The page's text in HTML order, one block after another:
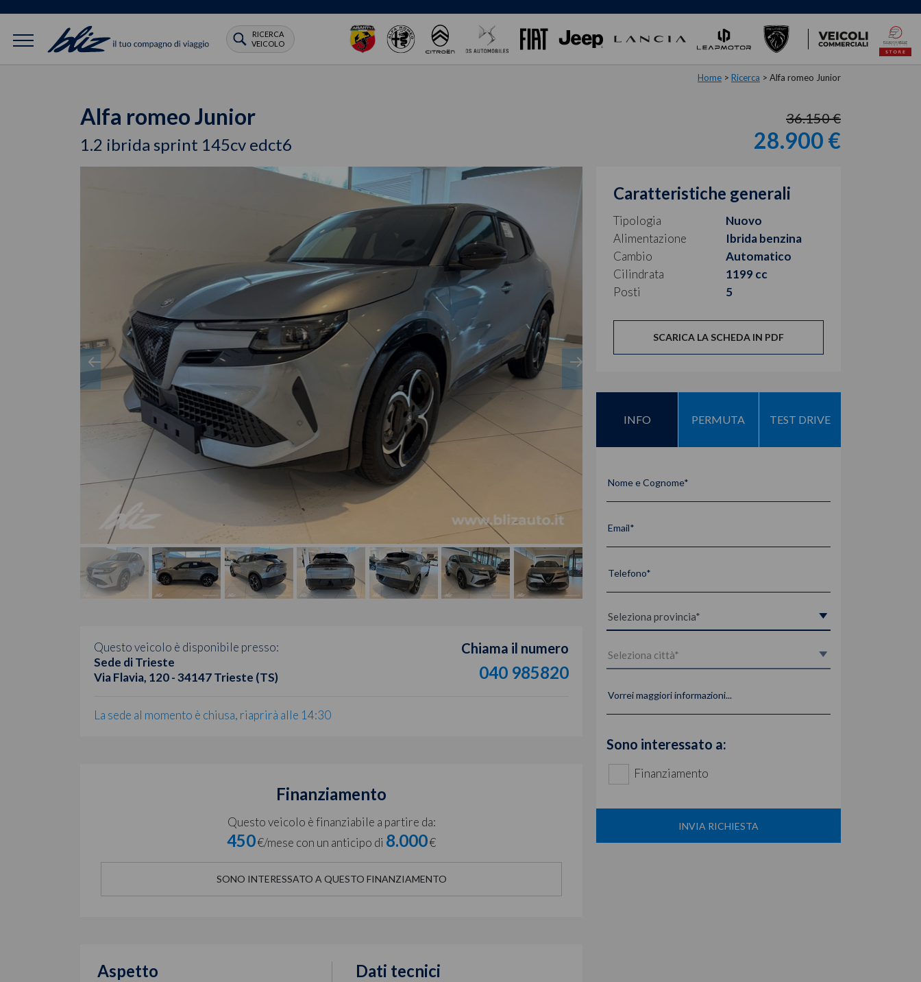
RICERCA
VEICOLO
Home > Ricerca > Alfa romeo Junior
Alfa romeo Junior
1.2 ibrida sprint 145cv edct6
36.150 €
28.900 €
Questo veicolo è disponibile presso:
Sede di Trieste
Via Flavia, 120 - 34147 Trieste (TS)
Chiama il numero
040 985820
La sede al momento è chiusa, riaprirà alle 14:30
Finanziamento
Questo veicolo è finanziabile a partire da:
450€/mese con un anticipo di 8.000€
SONO INTERESSATO A QUESTO FINANZIAMENTO
Aspetto Dati tecnici
Caratteristiche generali
Tipologia
Nuovo
Alimentazione
Ibrida benzina
Cambio
Automatico
Cilindrata
1199 cc
Posti
5
SCARICA LA SCHEDA IN PDF
INFO PERMUTA TEST DRIVE
Nome e Cognome*
Email*
Telefono*
Vorrei maggiori informazioni...
Sono interessato a:
Finanziamento
INVIA RICHIESTA